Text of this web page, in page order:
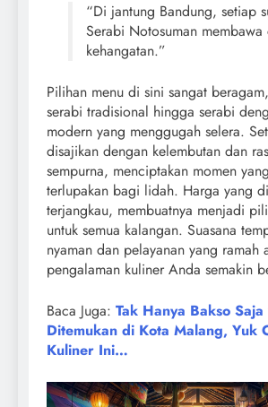
“Di jantung Bandung, setiap
Serabi Notosuman
kehangatan.”
Pilihan menu di sini sangat
serabi tradisional hingga serabi
modern yang menggugah selera.
disajikan dengan kelembutan dan
sempurna, menciptakan momen
terlupakan bagi lidah. Harga yang
terjangkau, membuatnya menjadi
untuk semua kalangan. Suasana
nyaman dan pelayanan yang ramah
pengalaman kuliner Anda semakin
Baca Juga: Tak Hanya Bakso
Ditemukan di Kota Malang, Yuk
Kuliner Ini…